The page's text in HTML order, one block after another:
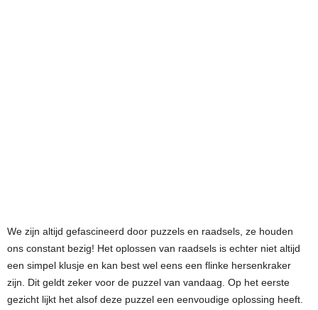
We zijn altijd gefascineerd door puzzels en raadsels, ze houden
ons constant bezig! Het oplossen van raadsels is echter niet altijd
een simpel klusje en kan best wel eens een flinke hersenkraker
zijn. Dit geldt zeker voor de puzzel van vandaag. Op het eerste
gezicht lijkt het alsof deze puzzel een eenvoudige oplossing heeft.